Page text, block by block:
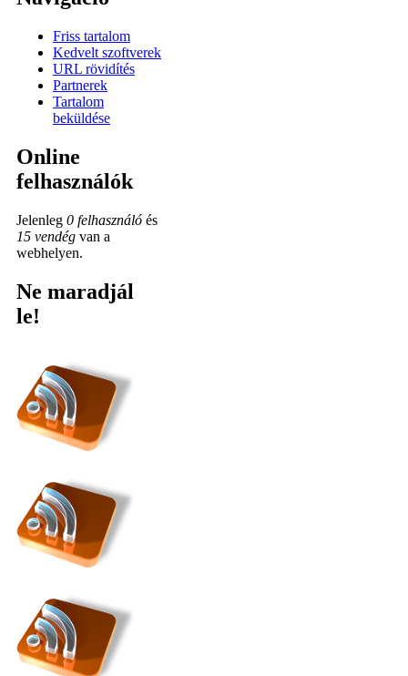
Friss tartalom
Kedvelt szoftverek
URL rövidítés
Partnerek
Tartalom
beküldése
Online
felhasználók
Jelenleg 0 felhasználó és
15 vendég van a
webhelyen.
Ne maradjál
le!